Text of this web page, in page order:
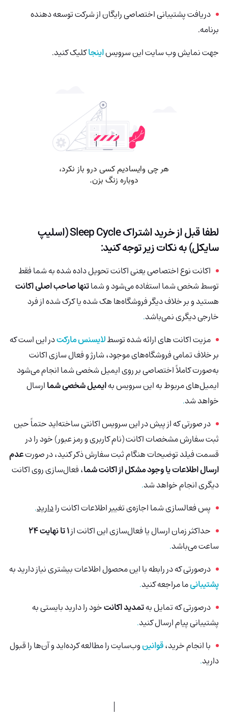
دریافت پشتیبانی اختصاصی رایگان از شرکت توسعه دهنده
برنامه.
جهت نمایش وب سایت این سرویساینجاکلیک کنید.
لطفا قبل از خرید اشتراک
Sleep Cycle (اسلیپ
سایکل)به نکات زیر توجه کنید:
اکانت نوع اختصاصی یعنی اکانت تحویل داده شده به شما فقط
توسط شخص شما استفاده می‌شود و شماتنها صاحب اصلی اکانت
هستید و بر خلاف دیگر فروشگاه‌ها هک شدهیا کرک شده از فرد
خارجی دیگری نمی‌باشد.
مزیت اکانت های ارائه شده توسطلایسنس مارکتدر این است که
بر خلاف تمامی فروشگاه‌های موجود، شارژ و فعال سازی اکانت
به‌صورت کاملاً اختصاصی بر روی ایمیل شخصی شما انجام می‌شود
ایمیل‌های مربوط به این سرویس بهایمیل شخصی شماارسال
خواهد شد.
در صورتی که از پیش در این سرویس اکانتی ساخته‌اید حتماً حین
ثبت سفارش مشخصات اکانت (نام کاربری و رمز عبور) خود را در
قسمت فیلد توضیحات هنگام ثبت سفارش ذکر کنید، در صورتعدم
ارسال اطلاعات یا وجود مشکل از اکانت شما، فعال‌سازی روی اکانت
دیگری انجام خواهد شد.
پس فعالسازی شما اجازه‌ی تغییر اطلاعات اکانت رادارید.
حداکثر زمان ارسال یا فعال‌سازی این اکانت از1 تا نهایت 24
ساعت می‌باشد.
درصورتی‌ که در رابطه با این محصول اطلاعات بیشتری نیاز دارید به
پشتیبانیما مراجعه کنید.
درصورتی که تمایل بهتمدید اکانتخود را دارید بایستی به
پشتیبانی پیام ارسال کنید.
با انجام خرید،قوانینوب‌سایت را مطالعه کرده‌اید و آن‌ها را قبول
دارید.